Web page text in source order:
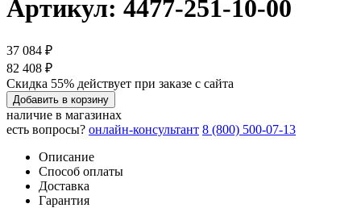
Артикул: 4477-251-10-00
37 084 ₽
82 408 ₽
Скидка 55% действует при заказе с сайта
Добавить в корзину
наличие в магазинах
есть вопросы? онлайн-консультант 8 (800) 500-07-13
Описание
Способ оплаты
Доставка
Гарантия